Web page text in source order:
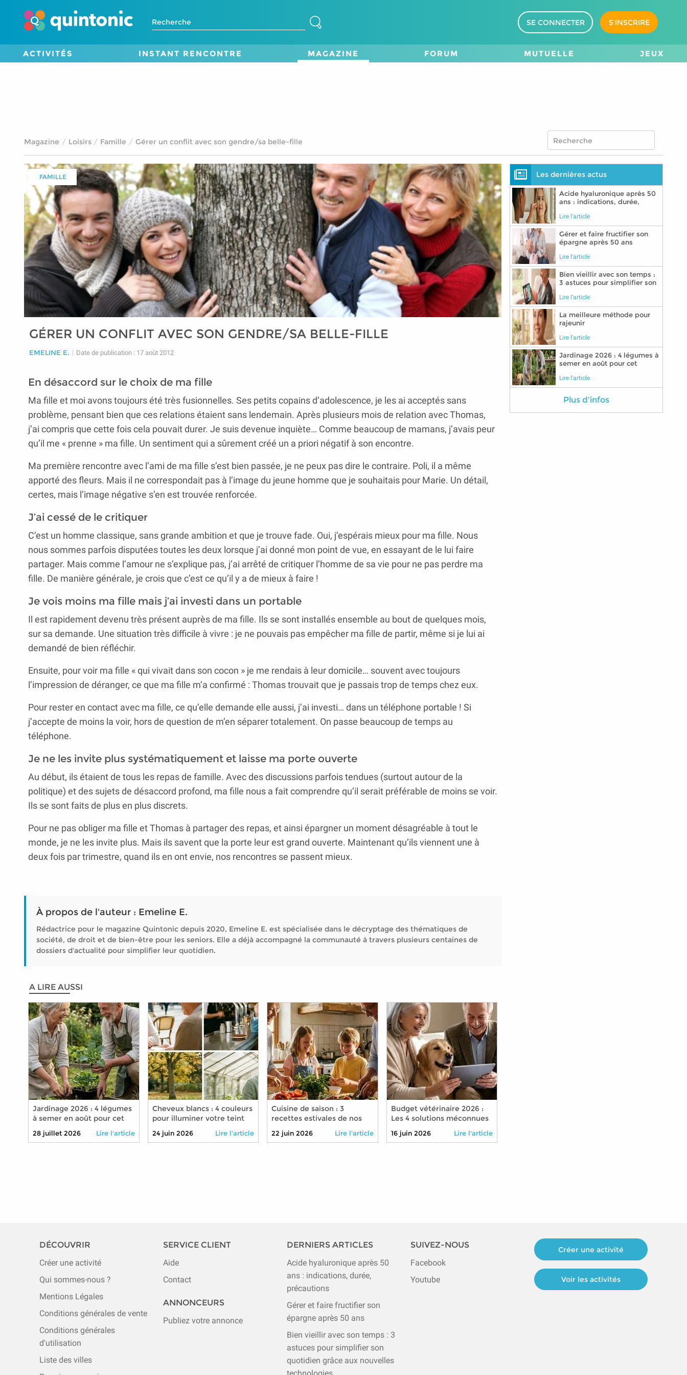
SE CONNECTER S'INSCRIRE
ACTIVITÉS INSTANT RENCONTRE MAGAZINE FORUM MUTUELLE JEUX
Magazine Loisirs Famille Gérer un conflit avec son gendre/sa belle-fille
FAMILLE
GÉRER UN CONFLIT AVEC SON GENDRE/SA BELLE-FILLE
EMELINE E. | Date de publication : 17 août 2012
En désaccord sur le choix de ma fille
Ma fille et moi avons toujours été très fusionnelles. Ses petits copains d’adolescence, je les ai acceptés sans
problème, pensant bien que ces relations étaient sans lendemain. Après plusieurs mois de relation avec Thomas,
j’ai compris que cette fois cela pouvait durer. Je suis devenue inquiète… Comme beaucoup de mamans, j’avais peur
qu’il me « prenne » ma fille. Un sentiment qui a sûrement créé un a priori négatif à son encontre.
Ma première rencontre avec l’ami de ma fille s’est bien passée, je ne peux pas dire le contraire. Poli, il a même
apporté des fleurs. Mais il ne correspondait pas à l’image du jeune homme que je souhaitais pour Marie. Un détail,
certes, mais l’image négative s’en est trouvée renforcée.
J’ai cessé de le critiquer
C’est un homme classique, sans grande ambition et que je trouve fade. Oui, j’espérais mieux pour ma fille. Nous
nous sommes parfois disputées toutes les deux lorsque j’ai donné mon point de vue, en essayant de le lui faire
partager. Mais comme l’amour ne s’explique pas, j’ai arrêté de critiquer l’homme de sa vie pour ne pas perdre ma
fille. De manière générale, je crois que c’est ce qu’il y a de mieux à faire !
Je vois moins ma fille mais j’ai investi dans un portable
Il est rapidement devenu très présent auprès de ma fille. Ils se sont installés ensemble au bout de quelques mois,
sur sa demande. Une situation très difficile à vivre : je ne pouvais pas empêcher ma fille de partir, même si je lui ai
demandé de bien réfléchir.
Ensuite, pour voir ma fille « qui vivait dans son cocon » je me rendais à leur domicile… souvent avec toujours
l’impression de déranger, ce que ma fille m’a confirmé : Thomas trouvait que je passais trop de temps chez eux.
Pour rester en contact avec ma fille, ce qu’elle demande elle aussi, j’ai investi… dans un téléphone portable ! Si
j’accepte de moins la voir, hors de question de m’en séparer totalement. On passe beaucoup de temps au
téléphone.
Je ne les invite plus systématiquement et laisse ma porte ouverte
Au début, ils étaient de tous les repas de famille. Avec des discussions parfois tendues (surtout autour de la
politique) et des sujets de désaccord profond, ma fille nous a fait comprendre qu’il serait préférable de moins se voir.
Ils se sont faits de plus en plus discrets.
Pour ne pas obliger ma fille et Thomas à partager des repas, et ainsi épargner un moment désagréable à tout le
monde, je ne les invite plus. Mais ils savent que la porte leur est grand ouverte. Maintenant qu’ils viennent une à
deux fois par trimestre, quand ils en ont envie, nos rencontres se passent mieux.
À propos de l'auteur : Emeline E.
Rédactrice pour le magazine Quintonic depuis 2020, Emeline E. est spécialisée dans le décryptage des thématiques de
société, de droit et de bien-être pour les seniors. Elle a déjà accompagné la communauté à travers plusieurs centaines de
dossiers d'actualité pour simplifier leur quotidien.
A LIRE AUSSI
Jardinage 2026 : 4 légumes
à semer en août pour cet
28 juillet 2026 Lire l'article
Cheveux blancs : 4 couleurs
pour illuminer votre teint
24 juin 2026 Lire l'article
Cuisine de saison : 3
recettes estivales de nos
transmettre à vos petits-
22 juin 2026 Lire l'article
Budget vétérinaire 2026 :
Les 4 solutions méconnues
moindre coût
16 juin 2026 Lire l'article
Les dernières actus
Acide hyaluronique après 50
ans : indications, durée,
Lire l'article
Gérer et faire fructifier son
épargne après 50 ans
Lire l'article
Bien vieillir avec son temps :
3 astuces pour simplifier son
nouvelles technologies
Lire l'article
La meilleure méthode pour
rajeunir
Lire l'article
Jardinage 2026 : 4 légumes à
semer en août pour cet
Lire l'article
Plus d'infos
DÉCOUVRIR
Créer une activité
Qui sommes-nous ?
Mentions Légales
Conditions générales de vente
Conditions générales
d'utilisation
Liste des villes
SERVICE CLIENT
Aide
Contact
ANNONCEURS
Publiez votre annonce
DERNIERS ARTICLES
Acide hyaluronique après 50
ans : indications, durée,
précautions
Gérer et faire fructifier son
épargne après 50 ans
Bien vieillir avec son temps : 3
astuces pour simplifier son
quotidien grâce aux nouvelles
SUIVEZ-NOUS
Facebook
Youtube
Créer une activité
Voir les activités